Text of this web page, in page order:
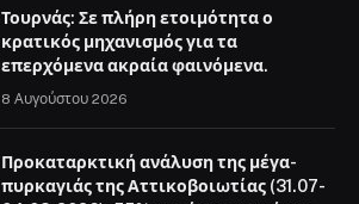
Τουρνάς: Σε πλήρη ετοιμότητα ο
κρατικός μηχανισμός για τα
επερχόμενα ακραία φαινόμενα.
8 Αυγούστου 2026
Προκαταρκτική ανάλυση της μέγα-
πυρκαγιάς της Αττικοβοιωτίας (31.07-